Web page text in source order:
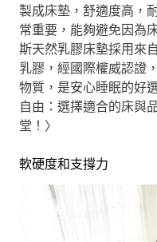
製成床墊，舒適度高，
常重要，能夠避免因為
斯天然乳膠床墊採用來
乳膠，經國際權威認證
物質，是安心睡眠的好
自由：選擇適合的床與
堂！〉
軟硬度和支撐力